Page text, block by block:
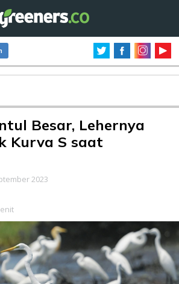
Besar, Lehernya
Kurva S saat
2023